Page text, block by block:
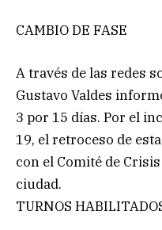
CAMBIO DE FASE
A través de las redes
Gustavo Valdes
3 por 15 días. Por el
19, el retroceso de
con el Comité de
ciudad.
TURNOS